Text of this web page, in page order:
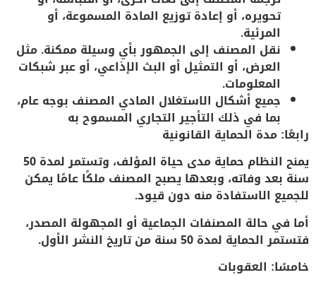
تحويره، أو إعادة توزيع المادة المسموعة، أو
المرئية.
نقل المصنف إلى الجمهور بأي وسيلة ممكنة. مثل
العرض، أو التمثيل أو البث الإذاعي، أو عبر شبكات
المعلومات.
جميع أشكال الاستغلال المادي المصنف بوجه عام،
بما في ذلك التأجير التجاري المسموح به
رابعًا: مدة الحماية القانونية
يمنح النظام حماية مدى حياة المؤلف، وتستمر لمدة50
سنة بعد وفاته، وبعدها يصبح المصنف ملكًا عامًا يمكن
للجميع الاستفادة منه دون قيود.
أما في حالة المصنفات الجماعية أو المجهولة المصدر،
فتستمر الحماية لمدة50سنة من تاريخ النشر الأول.
خامسًا: العقوبات